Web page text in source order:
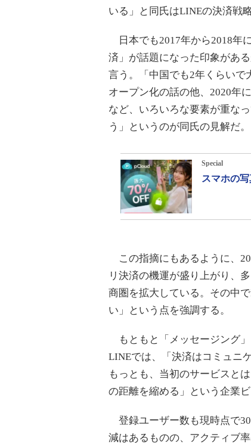
いる」と同氏はLINEの決済戦
日本でも2017年から2018年
済」が話題になった印象があ
言う。「中国でも2年くらいで
オープン化の話の他、2020年
など、いろいろな要素が重な
う」というのが同氏の見解だ。
Special
スマホの
この指摘にもあるように、
リ決済の機運が盛り上がり、
商圏を拡大している。その中
い」という点を強調する。
もともと「メッセージング
LINEでは、「決済はコミュニ
もっとも、当初のサービスと
の距離を縮める」という企業
登録ユーザー数も現時点で
減はあるものの、アクティブ